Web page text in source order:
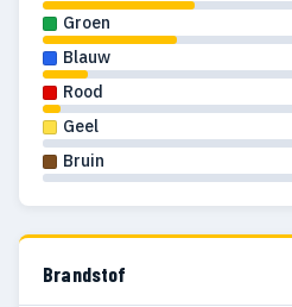
Groen
Blauw
Rood
Geel
Bruin
Brandstof